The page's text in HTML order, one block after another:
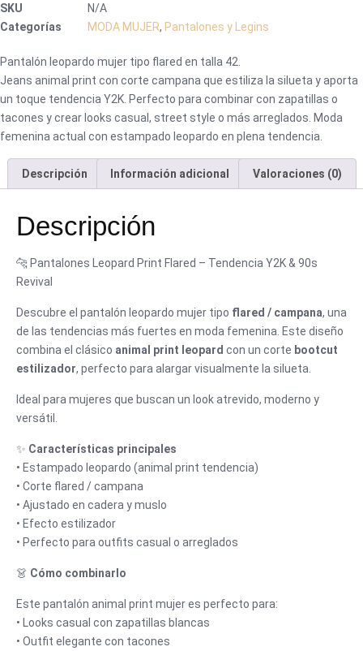
SKU
N/A
Categorías
MODA MUJER, Pantalones y Legins
Pantalón leopardo mujer tipo flared en talla 42.
Jeans animal print con corte campana que estiliza la silueta y aporta
un toque tendencia Y2K. Perfecto para combinar con zapatillas o
tacones y crear looks casual, street style o más arreglados. Moda
femenina actual con estampado leopardo en plena tendencia.
Descripción Información adicional Valoraciones (0)
Descripción
🐆 Pantalones Leopard Print Flared – Tendencia Y2K & 90s
Revival
Descubre el pantalón leopardo mujer tipo flared / campana, una
de las tendencias más fuertes en moda femenina. Este diseño
combina el clásico animal print leopard con un corte bootcut
estilizador, perfecto para alargar visualmente la silueta.
Ideal para mujeres que buscan un look atrevido, moderno y
versátil.
✨ Características principales
• Estampado leopardo (animal print tendencia)
• Corte flared / campana
• Ajustado en cadera y muslo
• Efecto estilizador
• Perfecto para outfits casual o arreglados
👗 Cómo combinarlo
Este pantalón animal print mujer es perfecto para:
• Looks casual con zapatillas blancas
• Outfit elegante con tacones